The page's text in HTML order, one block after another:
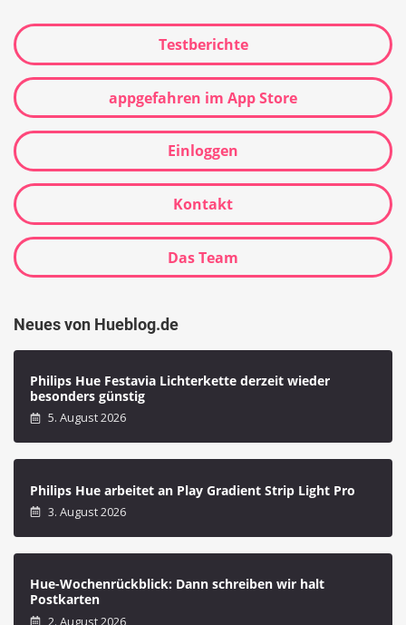
Testberichte
appgefahren im App Store
Einloggen
Kontakt
Das Team
Neues von Hueblog.de
Philips Hue Festavia Lichterkette derzeit wieder
besonders günstig
5. August 2026
Philips Hue arbeitet an Play Gradient Strip Light Pro
3. August 2026
Hue-Wochenrückblick: Dann schreiben wir halt
Postkarten
2. August 2026